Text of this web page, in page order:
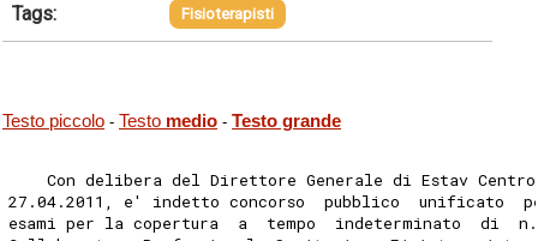
Tags: Fisioterapisti
Testo piccolo - Testo medio - Testo grande
Con delibera del Direttore Generale di Estav
27.04.2011, e' indetto concorso  pubblico  unificato
esami per la copertura  a  tempo  indeterminato  di